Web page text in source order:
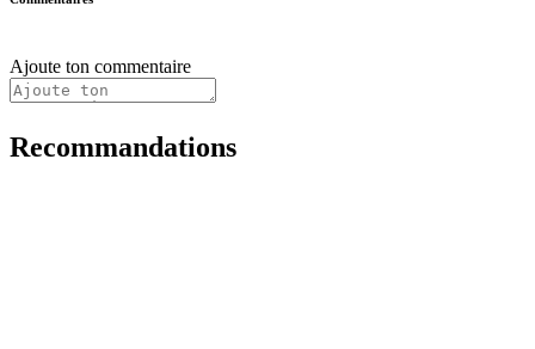
Ajoute ton commentaire
Recommandations